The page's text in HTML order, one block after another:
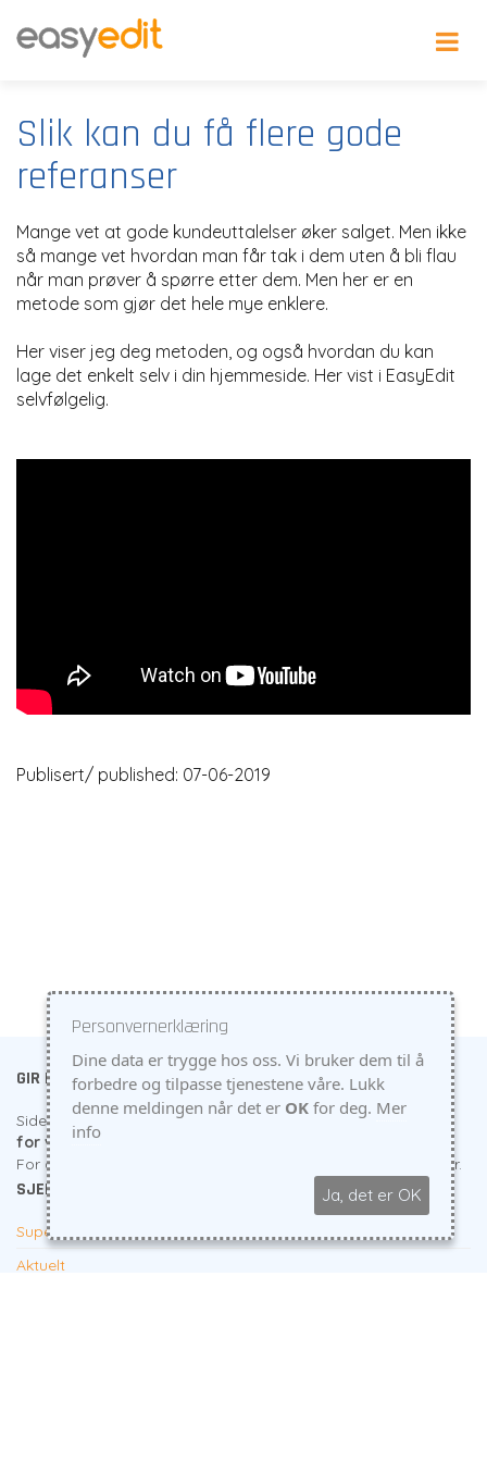
Slik kan du få flere gode
referanser
Mange vet at gode kundeuttalelser øker salget. Men ikke
så mange vet hvordan man får tak i dem uten å bli flau
når man prøver å spørre etter dem. Men her er en
metode som gjør det hele mye enklere.
Her viser jeg deg metoden, og også hvordan du kan
lage det enkelt selv i din hjemmeside. Her vist i EasyEdit
selvfølgelig.
Publisert/ published: 07-06-2019
GIR DEG VERDI
Siden starten for 10 år siden har fokus vært ågjøre det lett
for våre kunder å lykkes
For du trenger ikke bare en ny hjememside - men flere kunder.
SJEKK HER
Supert tilbud til firma
Aktuelt
Personvernerklæring
Dine data er trygge hos oss. Vi bruker dem til å
forbedre og tilpasse tjenestene våre. Lukk
denne meldingen når det er OK for deg. Mer
info
Ja, det er OK